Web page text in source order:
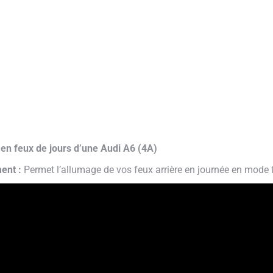
feux de jours d’une Audi A6 (4A)
: Permet l’allumage de vos feux arrière en journée en mode